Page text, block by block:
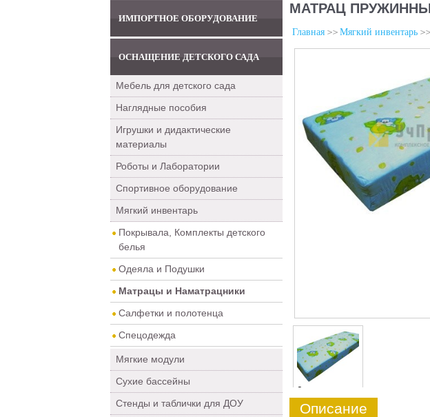
ИМПОРТНОЕ ОБОРУДОВАНИЕ
ОСНАЩЕНИЕ ДЕТСКОГО САДА
Мебель для детского сада
Наглядные пособия
Игрушки и дидактические
материалы
Роботы и Лаборатории
Спортивное оборудование
Мягкий инвентарь
Покрывала, Комплекты детского
белья
Одеяла и Подушки
Матрацы и Наматрацники
Салфетки и полотенца
Спецодежда
Мягкие модули
Сухие бассейны
Стенды и таблички для ДОУ
МАТРАЦ
Главная Мягкий инвентарь
0
Описание